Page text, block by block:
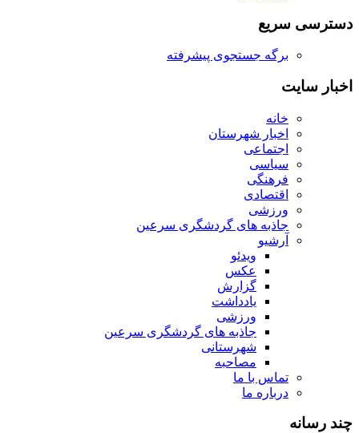
دسترسی سریع
برگه جستجوی پیشرفته
اخبار سایت
خانه
اخبار شهرستان
اجتماعی
سیاسی
فرهنگی
اقتصادی
ورزشی
جاذبه های گردشگری سرعین
آرشیو
ویدئو
عکس
گزارش
یادداشت
ورزشی
جاذبه های گردشگری سرعین
شهرستانی
مصاحبه
تماس با ما
درباره ما
چند رسانه